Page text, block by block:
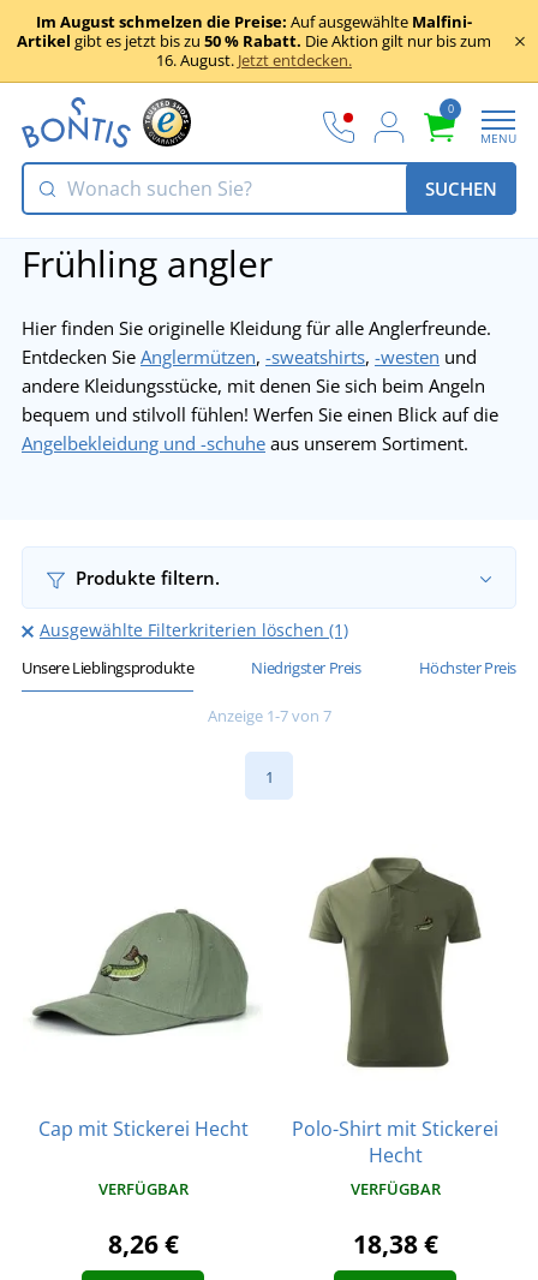
Im August schmelzen die Preise: Auf ausgewählte Malfini-
Artikel gibt es jetzt bis zu 50 % Rabatt. Die Aktion gilt nur bis zum
16. August. Jetzt entdecken.
0
MENU
SUCHEN
Frühling angler
Hier finden Sie originelle Kleidung für alle Anglerfreunde.
Entdecken Sie Anglermützen, -sweatshirts, -westen und
andere Kleidungsstücke, mit denen Sie sich beim Angeln
bequem und stilvoll fühlen! Werfen Sie einen Blick auf die
Angelbekleidung und -schuhe aus unserem Sortiment.
Produkte filtern.
Ausgewählte Filterkriterien löschen (1)
Unsere Lieblingsprodukte Niedrigster Preis Höchster Preis
Anzeige 1-7 von 7
1
Cap mit Stickerei Hecht
VERFÜGBAR
8,26 €
Polo-Shirt mit Stickerei
Hecht
VERFÜGBAR
18,38 €